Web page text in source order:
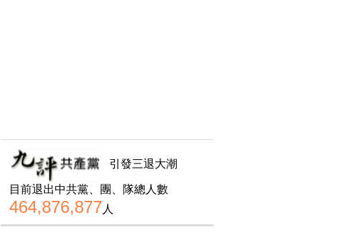
引發三退大潮
目前退出中共黨、團、隊總人數
464,876,877人